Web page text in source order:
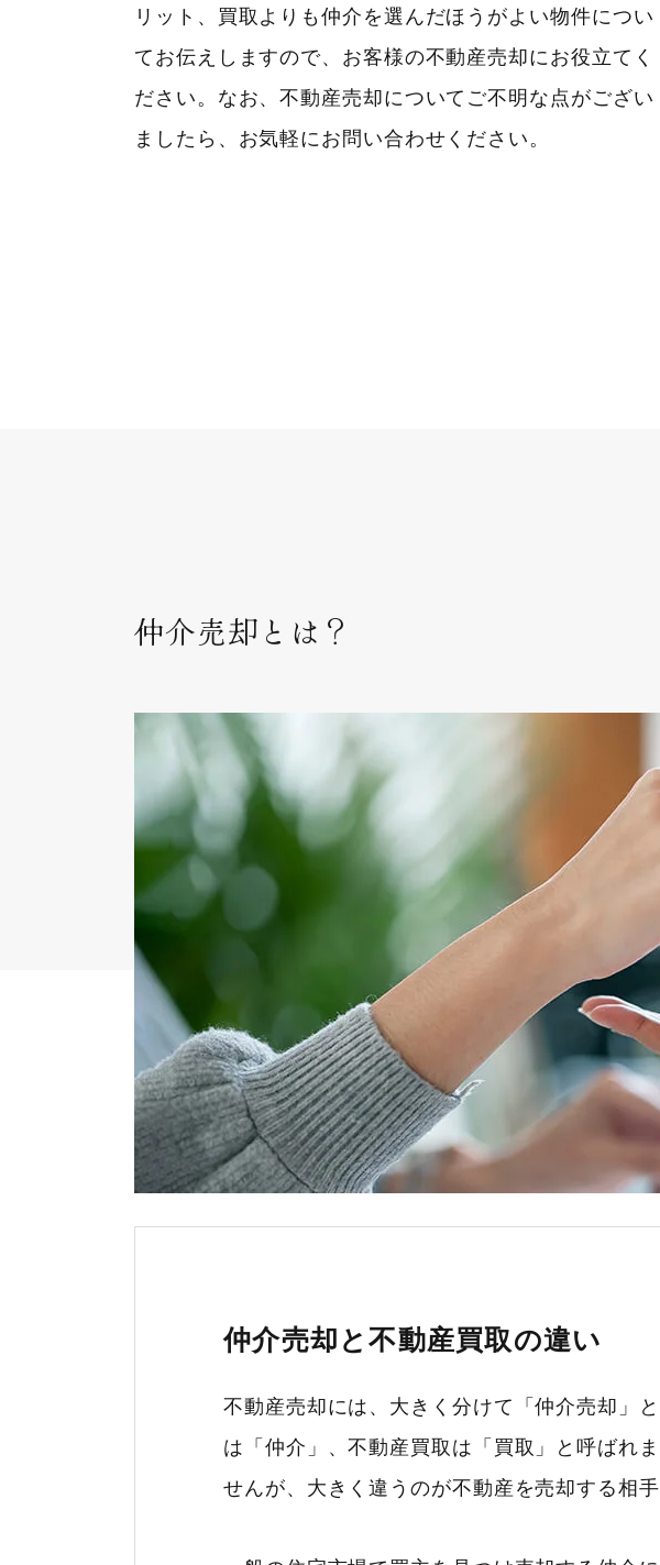
リット、買取よりも仲介を選んだほうがよい物件につい
てお伝えしますので、お客様の不動産売却にお役立てく
ださい。なお、不動産売却についてご不明な点がござい
ましたら、お気軽にお問い合わせください。
仲介売却とは？
仲介売却と不動産買取の違い
不動産売却には、大きく分けて「仲介売却」
は「仲介」、不動産買取は「買取」と呼ばれ
せんが、大きく違うのが不動産を売却する相手